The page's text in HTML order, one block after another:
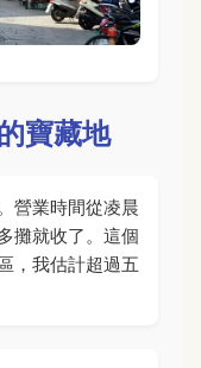
寶藏地
營業時間從凌晨
攤就收了。這個
，我估計超過五